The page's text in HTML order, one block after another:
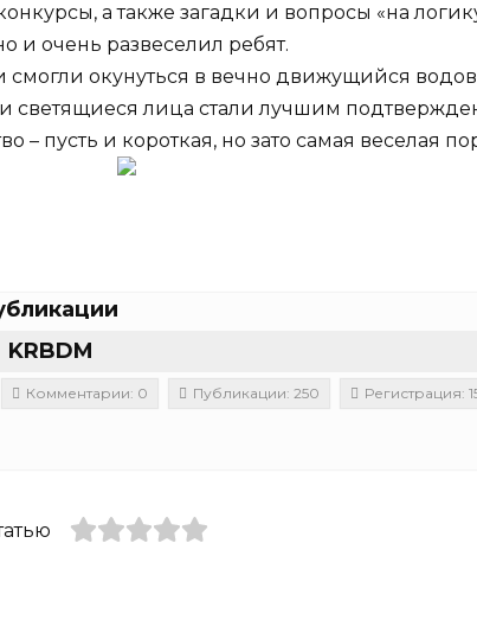
а также загадки и вопросы «на
и очень развеселил ребят.
смогли окунуться в вечно движущийся
светящиеся лица стали лучшим
– пусть и короткая, но зато самая веселая
KRBDM
Комментарии: 0 Публикации: 250 Регистрация: